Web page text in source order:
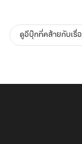
ดูอีบุ๊กที่คล้ายกับเรื่